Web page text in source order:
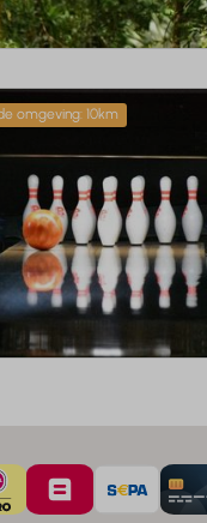
omgeving: 10km